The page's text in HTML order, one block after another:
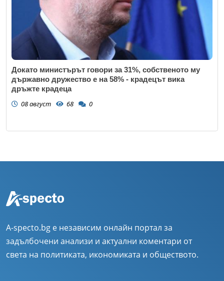
Докато министърът говори за 31%, собственото му
държавно дружество е на 58% - крадецът вика
дръжте крадеца
08 август 68 0
A-specto.bg е независим онлайн портал за
задълбочени анализи и актуални коментари от
света на политиката, икономиката и обществото.